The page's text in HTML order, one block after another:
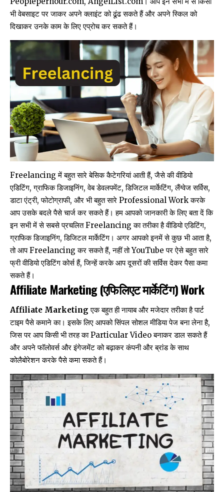
भी वेबसाइट पर जाकर अपने क्लाइंट को ढूंढ सकते हैं और अपने स्किल को
दिखाकर उनके काम के लिए एप्रोच कर सकते हैं।
Freelancing में बहुत सारे बेसिक कैटेगरियां आती हैं, जैसे की वीडियो
एडिटिंग, ग्राफिक डिजाइनिंग, वेब डेवलपमेंट, डिजिटल मार्केटिंग, लैंग्वेज सर्विस,
डाटा एंट्री, फोटोग्राफी, और भी बहुत सारे Professional Work करके
आप उसके बदले पैसे चार्ज कर सकते हैं। हम आपको जानकारी के लिए बता दें कि
इन सभी में से सबसे प्रचलित Freelancing का तरीका है वीडियो एडिटिंग,
ग्राफिक डिजाइनिंग, डिजिटल मार्केटिंग। अगर आपको इनमें से कुछ भी आता है,
तो आप Freelancing कर सकते हैं, नहीं तो YouTube पर ऐसे बहुत सारे
फ्री वीडियो एडिटिंग कोर्स हैं, जिन्हें करके आप दूसरों की सर्विस देकर पैसा कमा
सकते हैं।
Affiliate Marketing (एफिलिएट मार्केटिंग)Work
Affiliate Marketing एक बहुत ही नायाब और मजेदार तरीका है पार्ट
टाइम पैसे कमाने का। इसके लिए आपको सिंपल सोशल मीडिया पेज बना लेना है,
जिस पर आप किसी भी तरह का Particular Video बनाकर डाल सकते हैं
और अपने फॉलोवर्स और इंगेजमेंट को बढ़ाकर कंपनी और ब्रांड के साथ
कोलैबोरेशन करके पैसे कमा सकते हैं।